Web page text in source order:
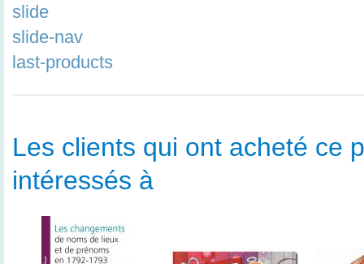
slide
slide-nav
last-products
Les clients qui ont acheté ce
intéressés à